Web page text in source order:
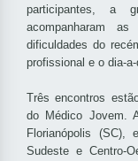
participantes, a
acompanharam
dificuldades do
profissional e o dia-
Três encontros
do Médico Jovem.
Florianópolis
Sudeste e Centro-